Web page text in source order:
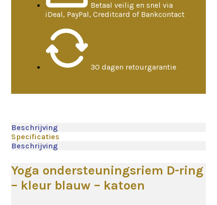
Betaal veilig en snel via
iDeal, PayPal, Creditcard of Bankcontact
30 dagen retourgarantie
Beschrijving
Specificaties
Beschrijving
Yoga ondersteuningsriem D-ring
– kleur blauw – katoen